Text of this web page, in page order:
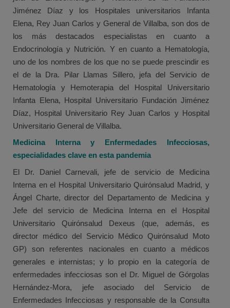
Jiménez Díaz y los Hospitales universitarios Infanta
Elena, Rey Juan Carlos y General de Villalba, son dos de
los más destacados especialistas en cuanto a
Endocrinología y Nutrición. Y en cuanto a Hematología,
uno de los nombres de los que no se puede prescindir es
el de la Dra. Pilar Llamas Sillero, jefa del Servicio de
Hematología y Hemoterapia del Hospital Universitario
Infanta Elena, Hospital Universitario Fundación Jiménez
Díaz, Hospital Universitario Rey Juan Carlos y Hospital
Universitario General de Villalba.
Medicina Interna y Enfermedades Infecciosas,
especialidades clave en esta pandemia
El Dr. Daniel Carnevali, jefe de servicio de Medicina
Interna en el Hospital Universitario Quirónsalud Madrid, y
Ángel Charte, director del Departamento de Medicina y
Jefe del servicio de Medicina Interna en el Hospital
Universitario Quirónsalud Dexeus (que, además, es
director médico del Servicio Médico Quirónsalud Moto
GP) son referentes nacionales en cuanto a médicos
generales e internistas; y lo propio en la categoría de
enfermedades infecciosas son el Dr. Miguel de Górgolas
Hernández-Mora, jefe asociado del Servicio de
Enfermedades Infecciosas y responsable de la Consulta